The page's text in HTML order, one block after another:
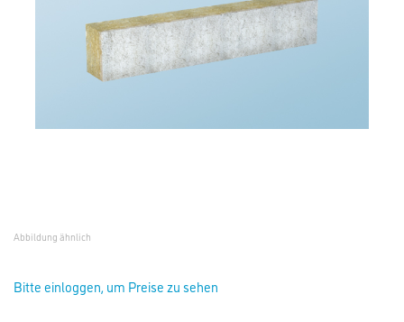
Abbildung ähnlich
Bitte einloggen, um Preise zu sehen